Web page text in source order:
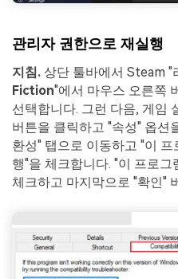
관리자 권한으로 재실행
지침. 상단 툴바에서 Steam "
Fiction"에서 마우스 오른쪽
선택합니다. 그런 다음, 게임
버튼을 클릭하고 "속성" 옵션
환성" 탭으로 이동하고 "이
행"을 체크합니다. "이 프로
체크하고 마지막으로 "확인"